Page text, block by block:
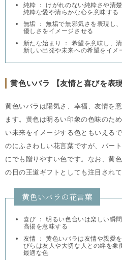
純粋 ： けがれのない純粋さや清
純粋な愛や清らかな心を意味する
無垢 ： 無垢で無邪気さを表現し
優しさをイメージさせる
新たな始まり ： 希望を意味し、
新しい出発や未来への希望をイメ
黄色いバラ 【友情と喜びを表現
黄色いバラは陽気さ、幸福、友情を
ます。黄色は明るい印象の色味のた
い未来をイメージする色ともいえる
のにふさわしい花言葉ですが、パー
にでも贈りやすい色です。なお、黄
の日の王道ギフトとしても注目されて
黄色いバラの花言葉
喜び ： 明るい色合いは楽しい瞬
高揚を意味する
友情 ： 黄色いバラは友情や親愛
びらは友人や大切な人との絆を象
最適な色